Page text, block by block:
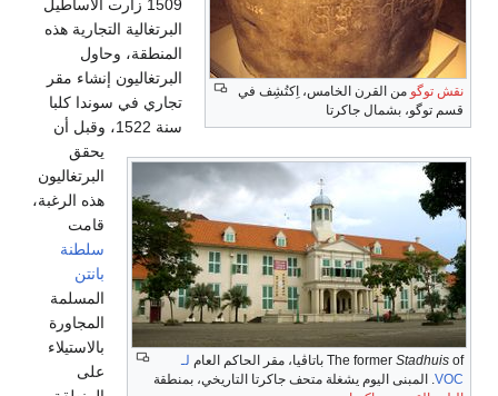
نقش توگو من القرن الخامس، اِكتُشِف في
قسم توگو، بشمال جاكرتا
The former Stadhuis of باتاڤيا، مقر الحاكم العام
لـ
VOC . المبنى اليوم يشغلة متحف جاكرتا التاريخي، بمنطقة
1509 زارت الأساطيل
البرتغالية التجارية هذه
المنطقة، وحاول
البرتغاليون إنشاء مقر
تجاري في سوندا كلبا
سنة 1522، وقبل أن
يحقق
البرتغاليون
هذه الرغبة،
قامت
سلطنة
بانتن
المسلمة
المجاورة
بالاستيلاء
على